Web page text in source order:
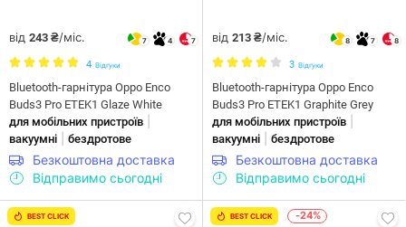
від 243 ₴/міс. 7 4 7
4 Відгуки
Bluetooth-гарнітура Oppo Enco
Buds3 Pro ETEK1 Glaze White
для мобільних пристроїв
вакуумні бездротове
Безкоштовна доставка
Відправимо сьогодні
від 213 ₴/міс. 8 7 8
3 Відгуки
Bluetooth-гарнітура Oppo Enco
Buds3 Pro ETEK1 Graphite Grey
для мобільних пристроїв
вакуумні бездротове
Безкоштовна доставка
Відправимо сьогодні
BEST CLICK BEST CLICK -24%